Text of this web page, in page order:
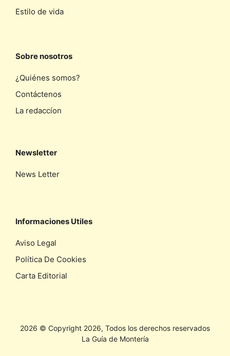
Estilo de vida
Sobre nosotros
¿Quiénes somos?
Contáctenos
La redaccíon
Newsletter
News Letter
Informaciones Utiles
Aviso Legal
Política De Cookies
Carta Editorial
2026 © Copyright 2026, Todos los derechos reservados
La Guía de Montería